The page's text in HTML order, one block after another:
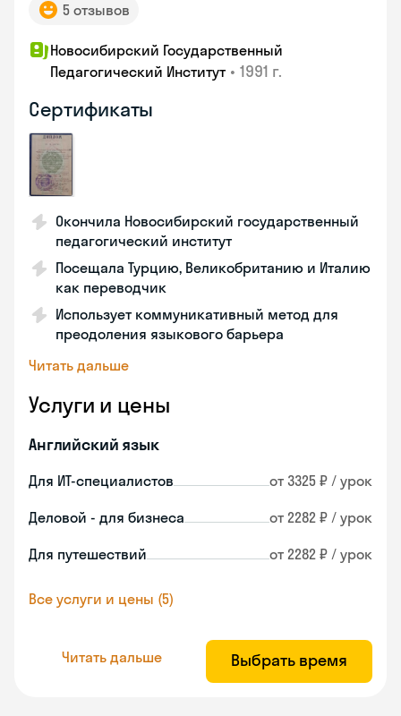
5 отзывов
Новосибирский Государственный
Педагогический Институт • 1991 г.
Сертификаты
Окончила Новосибирский государственный
педагогический институт
Посещала Турцию, Великобританию и Италию
как переводчик
Использует коммуникативный метод для
преодоления языкового барьера
Читать дальше
Услуги и цены
Английский язык
Для ИТ-специалистов от 3325 ₽ / урок
Деловой - для бизнеса от 2282 ₽ / урок
Для путешествий от 2282 ₽ / урок
Все услуги и цены (5)
Читать дальше Выбрать время